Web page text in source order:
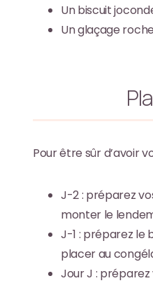
Un biscuit
Un glaçage
Pour être sûr d’avoir
J-2 : préparez
monter le
J-1 : préparez le
placer au
Jour J :